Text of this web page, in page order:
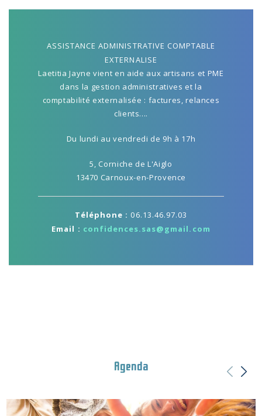
ASSISTANCE ADMINISTRATIVE COMPTABLE
EXTERNALISE
Laetitia Jayne vient en aide aux artisans et PME
dans la gestion administratives et la
comptabilité externalisée : factures, relances
clients....
Du lundi au vendredi de 9h à 17h
5, Corniche de L'Aiglo
13470 Carnoux-en-Provence
Téléphone : 06.13.46.97.03
Email : confidences.sas@gmail.com
Agenda